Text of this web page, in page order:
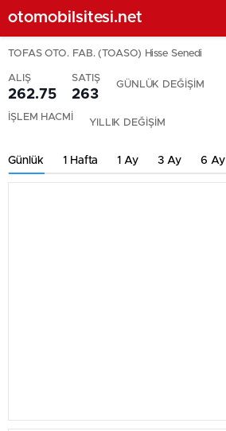
otomobilsitesi.net
TOFAS OTO. FAB. (TOASO) Hisse Senedi
ALIŞ
262.75
SATIŞ
263
GÜNLÜK DEĞİŞİM
İŞLEM HACMİ YILLIK DEĞİŞİM
Günlük 1 Hafta 1 Ay 3 Ay 6 Ay